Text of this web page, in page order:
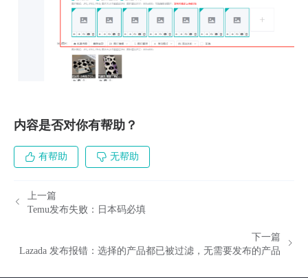
内容是否对你有帮助？
有帮助 无帮助
上一篇
Temu发布失败：日本码必填
下一篇
Lazada 发布报错：选择的产品都已被过滤，无需要发布的产品